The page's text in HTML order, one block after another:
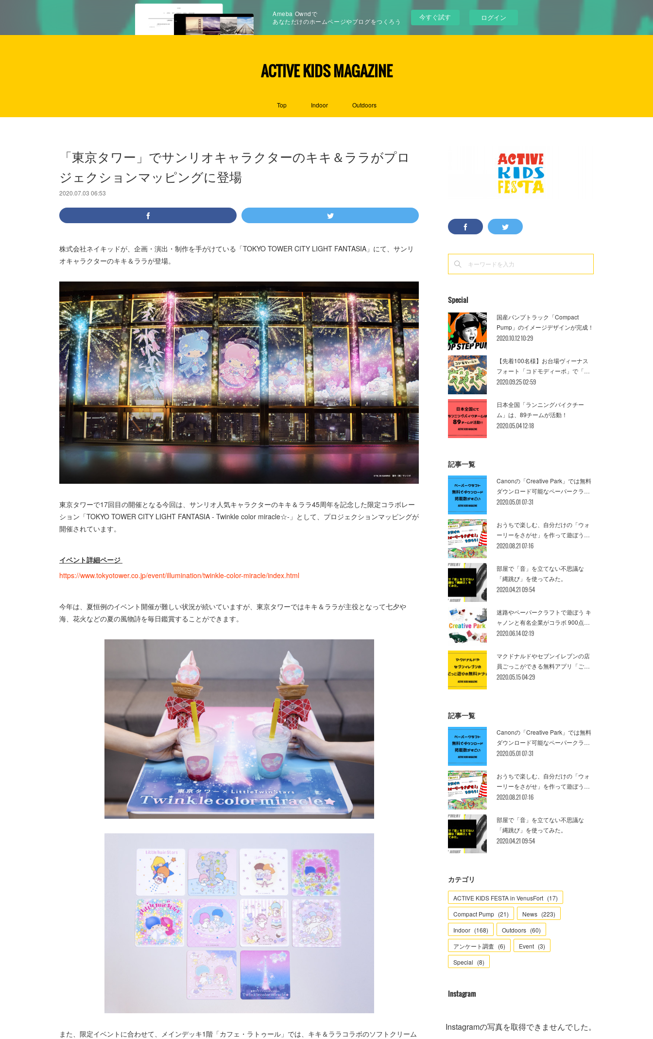
Ameba Owndで
あなただけのホームページやブログをつくろう
今すぐ試す ログイン
ACTIVE KIDS MAGAZINE
Top Indoor Outdoors
「東京タワー」でサンリオキャラクターのキキ＆ララがプロ
ジェクションマッピングに登場
2020.07.03 06:53
株式会社ネイキッドが、企画・演出・制作を手がけている「TOKYO TOWER CITY LIGHT FANTASIA」にて、サンリ
オキャラクターのキキ＆ララが登場。
東京タワーで17回目の開催となる今回は、サンリオ人気キャラクターのキキ＆ララ45周年を記念した限定コラボレー
ション「TOKYO TOWER CITY LIGHT FANTASIA - Twinkle color miracle☆-」として、プロジェクションマッピングが
開催されています。
イベント詳細ページ
https://www.tokyotower.co.jp/event/illumination/twinkle-color-miracle/index.html
今年は、夏恒例のイベント開催が難しい状況が続いていますが、東京タワーではキキ＆ララが主役となって七夕や
海、花火などの夏の風物詩を毎日鑑賞することができます。
また、限定イベントに合わせて、メインデッキ1階「カフェ・ラトゥール」では、キキ＆ララコラボのソフトクリーム
Special
国産パンプトラック「Compact
Pump」のイメージデザインが完成！
2020.10.12 10:29
【先着100名様】お台場ヴィーナス
フォート「コドモディーポ」で「…
2020.09.25 02:59
日本全国「ランニングバイクチー
ム」は、89チームが活動！
2020.05.04 12:18
記事一覧
Canonの「Creative Park」では無料
ダウンロード可能なペーパークラ…
2020.05.01 07:31
おうちで楽しむ、自分だけの「ウォ
ーリーをさがせ」を作って遊ぼう…
2020.08.21 07:16
部屋で「音」を立てない不思議な
「縄跳び」を使ってみた。
2020.04.21 09:54
迷路やペーパークラフトで遊ぼう キ
ャノンと有名企業がコラボ 900点…
2020.06.14 02:19
マクドナルドやセブンイレブンの店
員ごっこができる無料アプリ「ご…
2020.05.15 04:29
記事一覧
Canonの「Creative Park」では無料
ダウンロード可能なペーパークラ…
2020.05.01 07:31
おうちで楽しむ、自分だけの「ウォ
ーリーをさがせ」を作って遊ぼう…
2020.08.21 07:16
部屋で「音」を立てない不思議な
「縄跳び」を使ってみた。
2020.04.21 09:54
カテゴリ
ACTIVE KIDS FESTA in VenusFort (17)
Compact Pump (21) News (223)
Indoor (168) Outdoors (60)
アンケート調査 (6) Event (3)
Special (8)
Instagram
Instagramの写真を取得できませんでした。